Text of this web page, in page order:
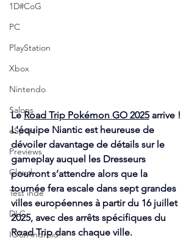
1D#CoG
PC
PlayStation
Xbox
Nintendo
Salons
eSport
Previews
Cloud
Test indé
DLC
IOS/Android
Le Road Trip Pokémon GO 2025 arrive !
L'équipe Niantic est heureuse de
dévoiler davantage de détails sur le
gameplay auquel les Dresseurs
pourront s’attendre alors que la
tournée fera escale dans sept grandes
villes européennes à partir du 16 juillet
2025, avec des arrêts spécifiques du
Road Trip dans chaque ville.